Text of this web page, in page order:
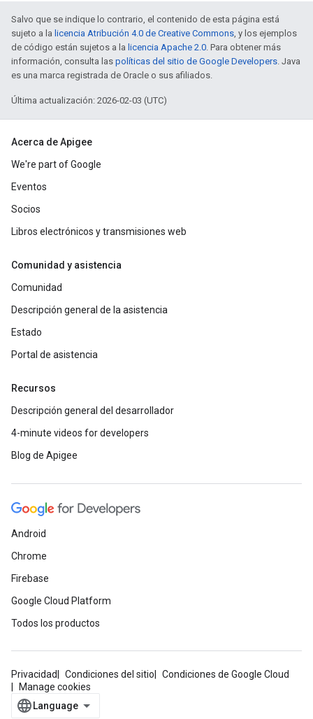
Salvo que se indique lo contrario, el contenido de esta página está
sujeto a la licencia Atribución 4.0 de Creative Commons, y los ejemplos
de código están sujetos a la licencia Apache 2.0. Para obtener más
información, consulta las políticas del sitio de Google Developers. Java
es una marca registrada de Oracle o sus afiliados.
Última actualización: 2026-02-03 (UTC)
Acerca de Apigee
We're part of Google
Eventos
Socios
Libros electrónicos y transmisiones web
Comunidad y asistencia
Comunidad
Descripción general de la asistencia
Estado
Portal de asistencia
Recursos
Descripción general del desarrollador
4-minute videos for developers
Blog de Apigee
Android
Chrome
Firebase
Google Cloud Platform
Todos los productos
Privacidad Condiciones del sitio
Condiciones de Google Cloud
Manage cookies